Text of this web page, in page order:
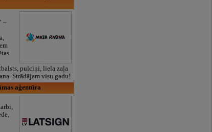
–
pulciņi, liela zaļa
Strādājam visu gadu!
aģentūra